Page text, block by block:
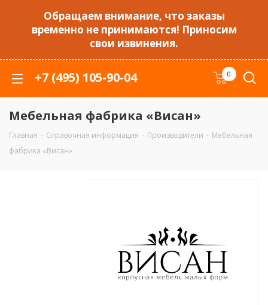
Обращаем внимание, что заказы
временно не принимаются! Приносим
свои извинения.
+7 (495) 105-90-04 0
Мебельная фабрика «Висан»
Главная - Справочная информация - Производители - Мебельная
фабрика «Висан»